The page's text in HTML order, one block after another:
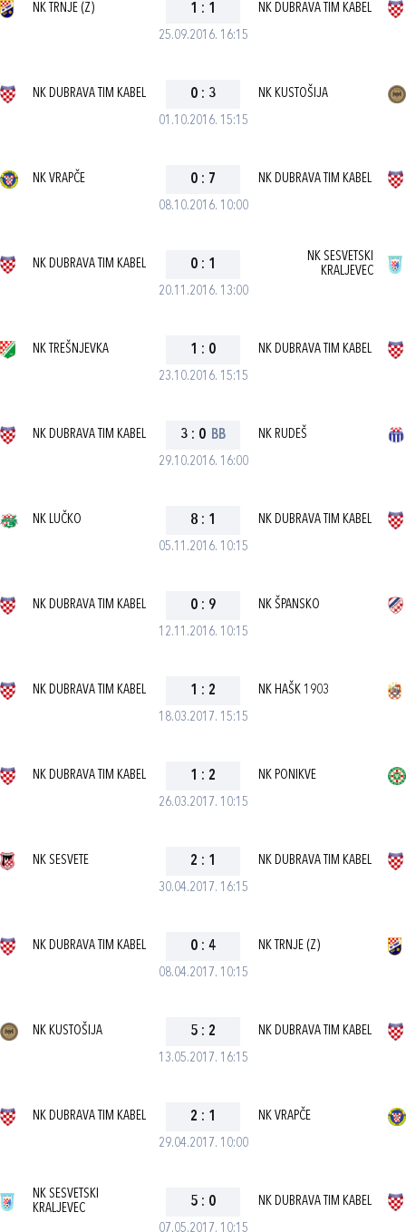
25.09.2016. 16:15
NK TRNJE (Z) 1 : 1 NK DUBRAVA TIM KABEL
01.10.2016. 15:15
NK DUBRAVA TIM KABEL 0 : 3 NK KUSTOŠIJA
08.10.2016. 10:00
NK VRAPČE 0 : 7 NK DUBRAVA TIM KABEL
20.11.2016. 13:00
NK DUBRAVA TIM KABEL 0 : 1
NK SESVETSKI
KRALJEVEC
23.10.2016. 15:15
NK TREŠNJEVKA 1 : 0 NK DUBRAVA TIM KABEL
29.10.2016. 16:00
NK DUBRAVA TIM KABEL 3 : 0 BB NK RUDEŠ
05.11.2016. 10:15
NK LUČKO 8 : 1 NK DUBRAVA TIM KABEL
12.11.2016. 10:15
NK DUBRAVA TIM KABEL 0 : 9 NK ŠPANSKO
18.03.2017. 15:15
NK DUBRAVA TIM KABEL 1 : 2 NK HAŠK 1903
26.03.2017. 10:15
NK DUBRAVA TIM KABEL 1 : 2 NK PONIKVE
30.04.2017. 16:15
NK SESVETE 2 : 1 NK DUBRAVA TIM KABEL
08.04.2017. 10:15
NK DUBRAVA TIM KABEL 0 : 4 NK TRNJE (Z)
13.05.2017. 16:15
NK KUSTOŠIJA 5 : 2 NK DUBRAVA TIM KABEL
29.04.2017. 10:00
NK DUBRAVA TIM KABEL 2 : 1 NK VRAPČE
07.05.2017. 10:15
NK SESVETSKI
KRALJEVEC
5 : 0 NK DUBRAVA TIM KABEL